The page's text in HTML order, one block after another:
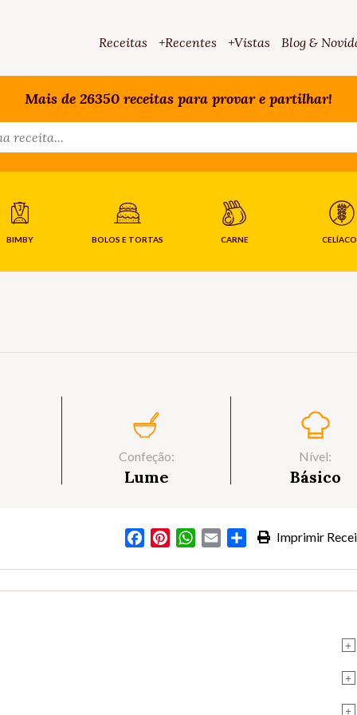
Receitas +Recentes +Vistas Blog &
Mais de 26350 receitas para provar e partilhar!
BIMBY BOLOS E TORTAS CARNE
Confeção:
Lume
Nível:
Básico
Imprimir
FacebookPinterestWhatsApp
Email Partilhar
+
+
+